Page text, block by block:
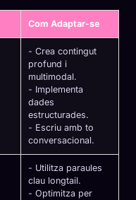
Com Adaptar-se
- Crea contingut
profund i
multimodal.
- Implementa
dades
estructurades.
- Escriu amb to
conversacional.
- Utilitza paraules
clau longtail.
- Optimitza per